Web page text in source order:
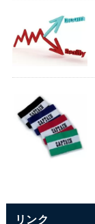
リンク